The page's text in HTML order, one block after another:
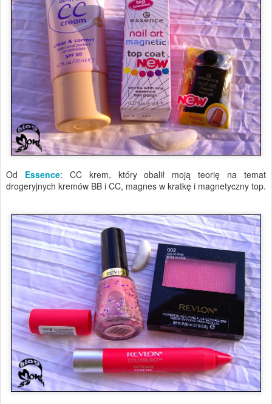
Od Essence: CC krem, który obalił moją teorię na temat
drogeryjnych kremów BB i CC, magnes w kratkę i magnetyczny top.